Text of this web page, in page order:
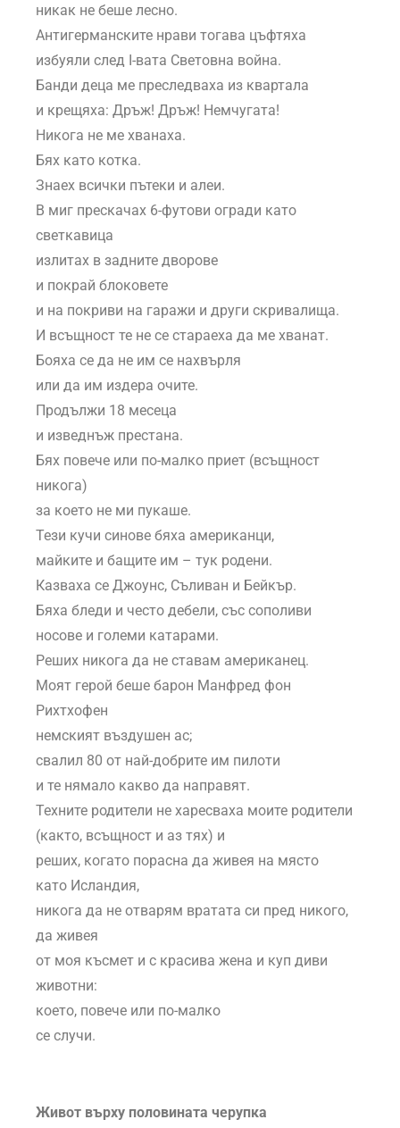
никак не беше лесно.
Антигерманските нрави тогава цъфтяха
избуяли след I-вата Световна война.
Банди деца ме преследваха из квартала
и крещяха: Дръж! Дръж! Немчугата!
Никога не ме хванаха.
Бях като котка.
Знаех всички пътеки и алеи.
В миг прескачах 6-футови огради като
светкавица
излитах в задните дворове
и покрай блоковете
и на покриви на гаражи и други скривалища.
И всъщност те не се стараеха да ме хванат.
Бояха се да не им се нахвърля
или да им издера очите.
Продължи 18 месеца
и изведнъж престана.
Бях повече или по-малко приет (всъщност
никога)
за което не ми пукаше.
Тези кучи синове бяха американци,
майките и бащите им – тук родени.
Казваха се Джоунс, Съливан и Бейкър.
Бяха бледи и често дебели, със сополиви
носове и големи катарами.
Реших никога да не ставам американец.
Моят герой беше барон Манфред фон
Рихтхофен
немският въздушен ас;
свалил 80 от най-добрите им пилоти
и те нямало какво да направят.
Техните родители не харесваха моите родители
(както, всъщност и аз тях) и
реших, когато порасна да живея на място
като Исландия,
никога да не отварям вратата си пред никого,
да живея
от моя късмет и с красива жена и куп диви
животни:
което, повече или по-малко
се случи.
Живот върху половината черупка